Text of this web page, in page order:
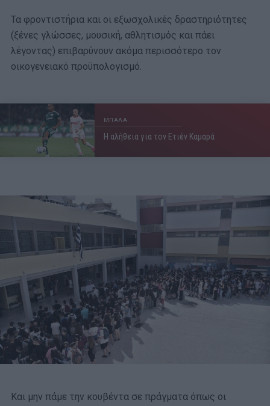
Τα φροντιστήρια και οι εξωσχολικές δραστηριότητες
(ξένες γλώσσες, μουσική, αθλητισμός και πάει
λέγοντας) επιβαρύνουν ακόμα περισσότερο τον
οικογενειακό προϋπολογισμό.
ΜΠΑΛΑ
Η αλήθεια για τον Ετιέν Καμαρά
Και μην πάμε την κουβέντα σε πράγματα όπως οι